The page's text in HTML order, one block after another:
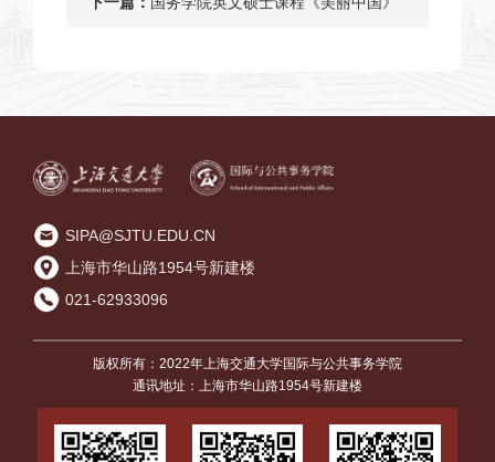
SIPA@SJTU.EDU.CN
上海市华山路1954号新建楼
021-62933096
版权所有：2022年上海交通大学国际与公共事务学院
通讯地址：上海市华山路1954号新建楼